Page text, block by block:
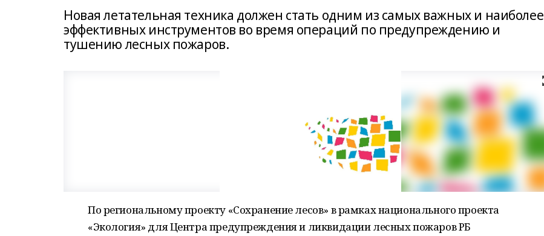
Новая летательная техника должен стать одним из самых важных и наиболее
эффективных инструментов во время операций по предупреждению и
тушению лесных пожаров.
По региональному проекту «Сохранение лесов» в рамках национального проекта
«Экология» для Центра предупреждения и ликвидации лесных пожаров РБ